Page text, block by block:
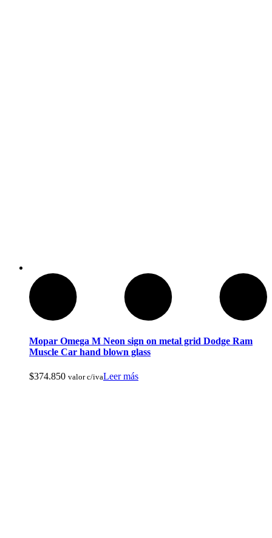
Ropa de Cacería y Militar
Mopar Omega M Neon sign on metal grid Dodge Ram
Muscle Car hand blown glass
$374.850 valor c/ivaLeer más